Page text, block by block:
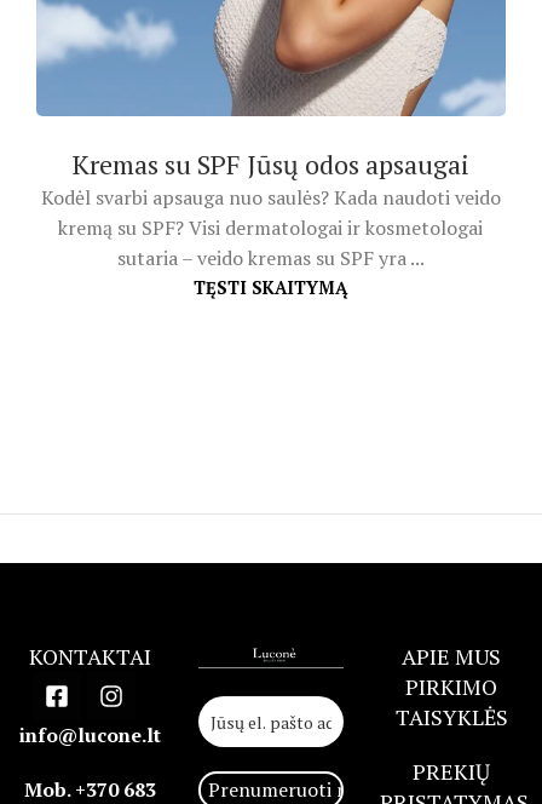
Kremas su SPF Jūsų odos apsaugai
Kodėl svarbi apsauga nuo saulės? Kada naudoti veido
kremą su SPF? Visi dermatologai ir kosmetologai
sutaria – veido kremas su SPF yra ...
TĘSTI SKAITYMĄ
KONTAKTAI
info@lucone.lt
Mob. +370 683
APIE MUS
PIRKIMO
TAISYKLĖS
PREKIŲ